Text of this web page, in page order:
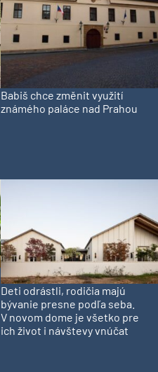
Babiš chce změnit využití
známého paláce nad Prahou
Deti odrástli, rodičia majú
bývanie presne podľa seba.
V novom dome je všetko pre
ich život i návštevy vnúčat